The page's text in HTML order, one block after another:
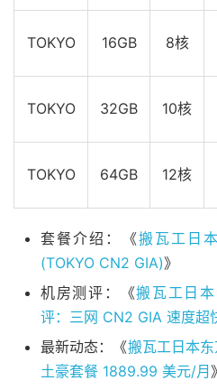
TOKYO 16GB 8核
TOKYO 32GB 10核
TOKYO 64GB 12核
套餐介绍：《搬瓦工日
(TOKYO CN2 GIA)》
机房测评：《搬瓦工日
评：三网 CN2 GIA 速度超
最新动态：《搬瓦工日本
土豪套餐 1889.99 美元/月》